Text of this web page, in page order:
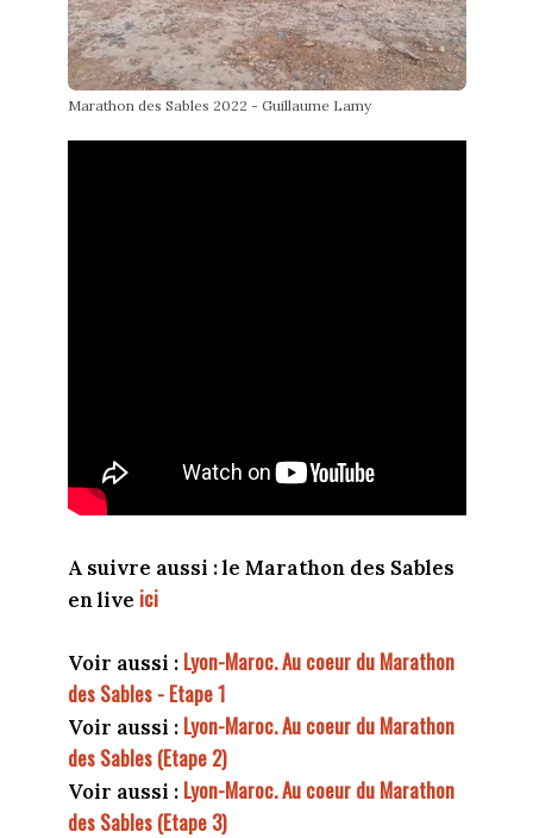
Marathon des Sables 2022 - Guillaume Lamy
A suivre aussi : le Marathon des Sables
en live ici
Voir aussi : Lyon-Maroc. Au coeur du Marathon
des Sables - Etape 1
Voir aussi : Lyon-Maroc. Au coeur du Marathon
des Sables (Etape 2)
Voir aussi : Lyon-Maroc. Au coeur du Marathon
des Sables (Etape 3)